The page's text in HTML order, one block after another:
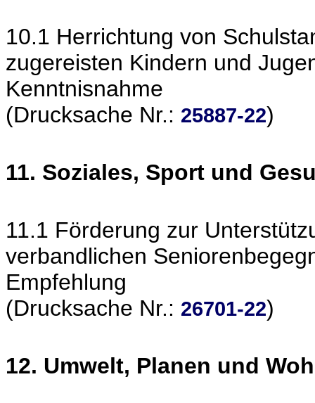
10.1 Herrichtung von
zugereisten Kindern und
Kenntnisnahme
(Drucksache Nr.: 25887-22)
11. Soziales, Sport und
11.1 Förderung zur
verbandlichen
Empfehlung
(Drucksache Nr.: 26701-22)
12. Umwelt, Planen und